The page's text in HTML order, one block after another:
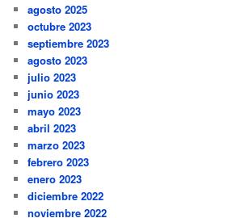
agosto 2025
octubre 2023
septiembre 2023
agosto 2023
julio 2023
junio 2023
mayo 2023
abril 2023
marzo 2023
febrero 2023
enero 2023
diciembre 2022
noviembre 2022